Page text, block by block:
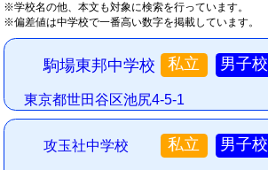
※学校名の他、本文も対象に検索を行っています。
※偏差値は中学校で一番高い数字を掲載しています。
駒場東邦中学校 私立 男子校
東京都世田谷区池尻4-5-1
攻玉社中学校 私立 男子校